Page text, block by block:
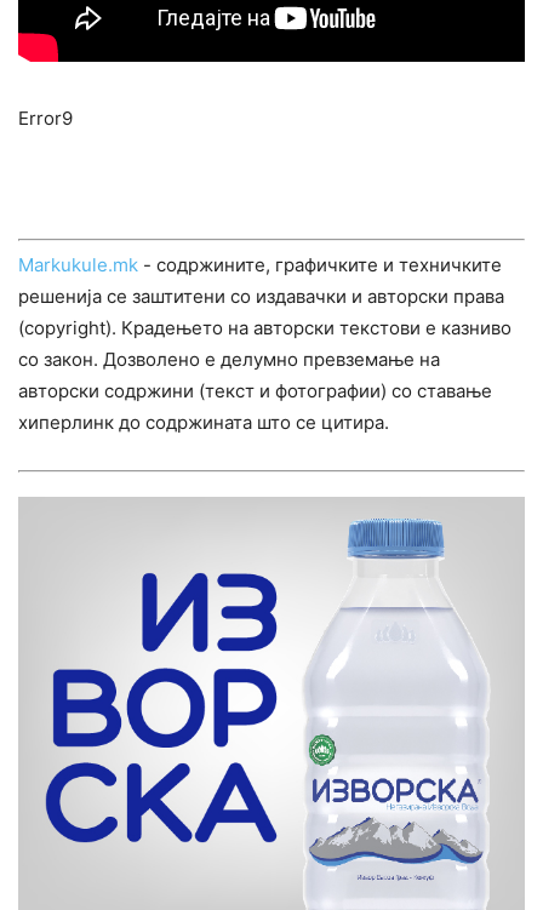
Error9
Markukule.mk - содржините, графичките и техничките
решенија се заштитени со издавачки и авторски права
(copyright). Крадењето на авторски текстови е казниво
со закон. Дозволено е делумно превземање на
авторски содржини (текст и фотографии) со ставање
хиперлинк до содржината што се цитира.